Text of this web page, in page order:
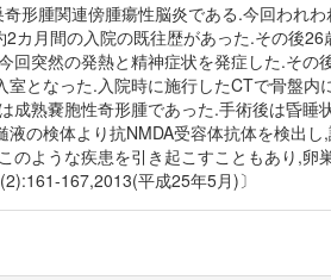
形腫関連傍腫瘍性脳炎である.今回われ
月間の入院の既往歴があった.その後
突然の発熱と精神症状を発症した.その
となった.入院時に施行したCTで骨盤
熟嚢胞性奇形腫であった.手術後は昏
の検体より抗NMDA受容体抗体を検出
ような疾患を引き起こすこともあり,
167,2013(平成25年5月)〕